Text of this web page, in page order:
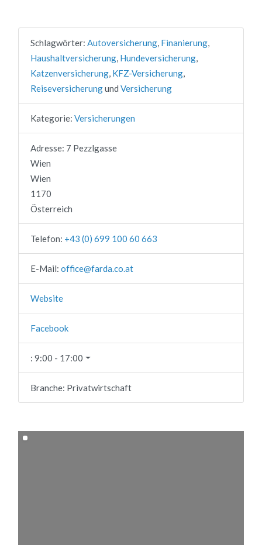
Schlagwörter: Autoversicherung, Finanierung,
Haushaltversicherung, Hundeversicherung,
Katzenversicherung, KFZ-Versicherung,
Reiseversicherungund Versicherung
Kategorie: Versicherungen
Adresse: 7 Pezzlgasse
Wien
Wien
1170
Österreich
Telefon: +43 (0) 699 100 60 663
E-Mail: office@farda.co.at
Website
Facebook
: 9:00 - 17:00
Branche: Privatwirtschaft